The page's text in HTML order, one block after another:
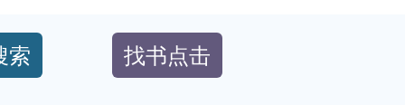
索 找书点击